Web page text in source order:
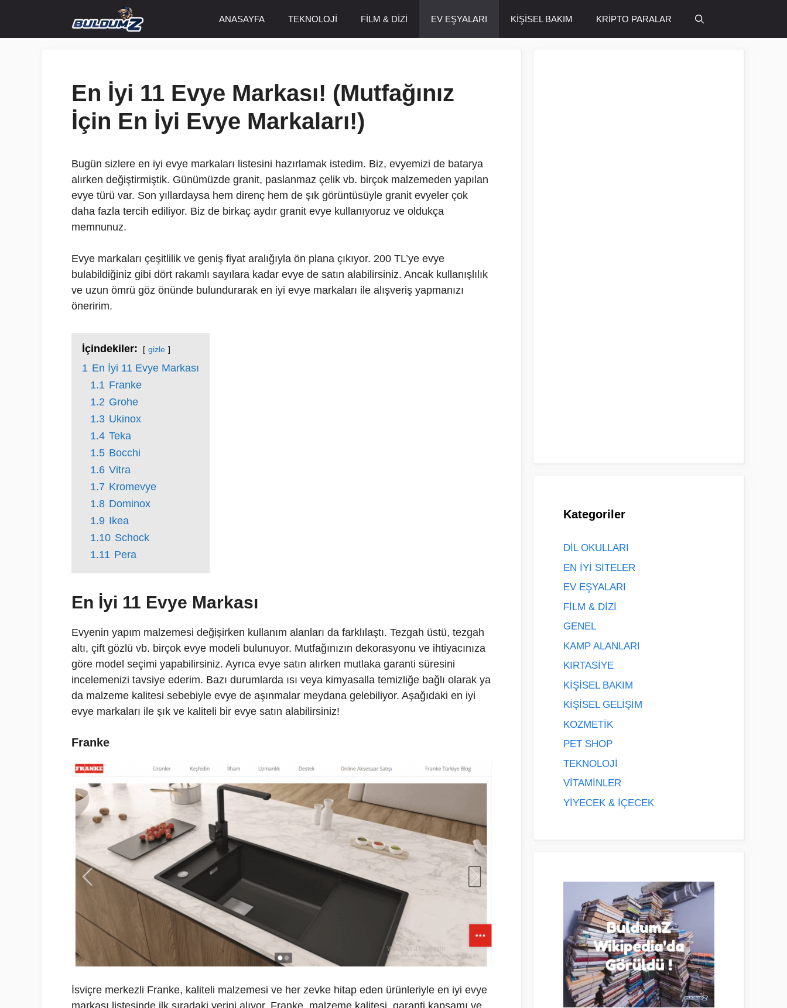
ANASAYFA TEKNOLOJİ FİLM & DİZİ EV EŞYALARI KİŞİSEL BAKIM KRİPTO PARALAR
En İyi 11 Evye Markası! (Mutfağınız
İçin En İyi Evye Markaları!)
Bugün sizlere en iyi evye markaları listesini hazırlamak istedim. Biz, evyemizi de batarya
alırken değiştirmiştik. Günümüzde granit, paslanmaz çelik vb. birçok malzemeden yapılan
evye türü var. Son yıllardaysa hem direnç hem de şık görüntüsüyle granit evyeler çok
daha fazla tercih ediliyor. Biz de birkaç aydır granit evye kullanıyoruz ve oldukça
memnunuz.
Evye markaları çeşitlilik ve geniş fiyat aralığıyla ön plana çıkıyor. 200 TL’ye evye
bulabildiğiniz gibi dört rakamlı sayılara kadar evye de satın alabilirsiniz. Ancak kullanışlılık
ve uzun ömrü göz önünde bulundurarak en iyi evye markaları ile alışveriş yapmanızı
öneririm.
İçindekiler: gizle
1 En İyi 11 Evye Markası
1.1 Franke
1.2 Grohe
1.3 Ukinox
1.4 Teka
1.5 Bocchi
1.6 Vitra
1.7 Kromevye
1.8 Dominox
1.9 Ikea
1.10 Schock
1.11 Pera
En İyi 11 Evye Markası
Evyenin yapım malzemesi değişirken kullanım alanları da farklılaştı. Tezgah üstü, tezgah
altı, çift gözlü vb. birçok evye modeli bulunuyor. Mutfağınızın dekorasyonu ve ihtiyacınıza
göre model seçimi yapabilirsiniz. Ayrıca evye satın alırken mutlaka garanti süresini
incelemenizi tavsiye ederim. Bazı durumlarda ısı veya kimyasalla temizliğe bağlı olarak ya
da malzeme kalitesi sebebiyle evye de aşınmalar meydana gelebiliyor. Aşağıdaki en iyi
evye markaları ile şık ve kaliteli bir evye satın alabilirsiniz!
Franke
İsviçre merkezli Franke, kaliteli malzemesi ve her zevke hitap eden ürünleriyle en iyi evye
markası listesinde ilk sıradaki yerini alıyor. Franke, malzeme kalitesi, garanti kapsamı ve
Kategoriler
DİL OKULLARI
EN İYİ SİTELER
EV EŞYALARI
FİLM & DİZİ
GENEL
KAMP ALANLARI
KIRTASİYE
KİŞİSEL BAKIM
KİŞİSEL GELİŞİM
KOZMETİK
PET SHOP
TEKNOLOJİ
VİTAMİNLER
YİYECEK & İÇECEK